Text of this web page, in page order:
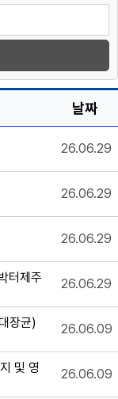
날짜
26.06.29
26.06.29
26.06.29
터제주
26.06.29
장균) 26.06.09
및 영
26.06.09